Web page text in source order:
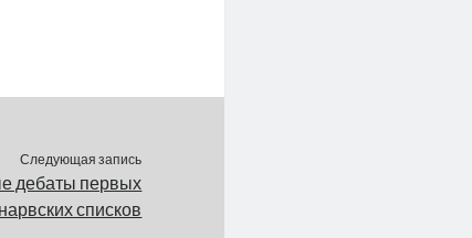
Следующая запись
дебаты первых
списков